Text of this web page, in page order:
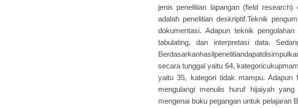
jenis penelitian lapangan (field
adalah penelitian deskriptif.Teknik
dokumentasi. Adapun teknik
tabulating, dan interpretasi data.
secara tunggal yaitu 64,
yaitu 35, kategori tidak mampu. Adapun
mengulangi menulis huruf hijaiyah
mengenai buku pegangan untuk pelajaran